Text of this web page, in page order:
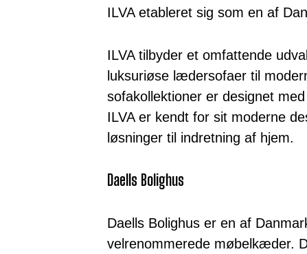
ILVA etableret sig som en af
ILVA tilbyder et omfattende
luksuriøse lædersofaer til
sofakollektioner er designet
ILVA er kendt for sit moderne
løsninger til indretning af hjem.
Daells Bolighus
Daells Bolighus er en af
velrenommerede møbelkæder.